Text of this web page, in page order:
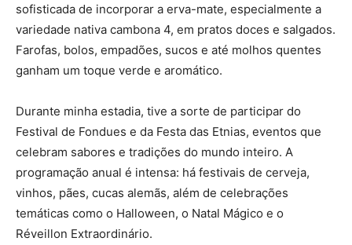
sofisticada de incorporar a erva-mate, especialmente a
variedade nativa cambona 4, em pratos doces e salgados.
Farofas, bolos, empadões, sucos e até molhos quentes
ganham um toque verde e aromático.
Durante minha estadia, tive a sorte de participar do
Festival de Fondues e da Festa das Etnias, eventos que
celebram sabores e tradições do mundo inteiro. A
programação anual é intensa: há festivais de cerveja,
vinhos, pães, cucas alemãs, além de celebrações
temáticas como o Halloween, o Natal Mágico e o
Réveillon Extraordinário.